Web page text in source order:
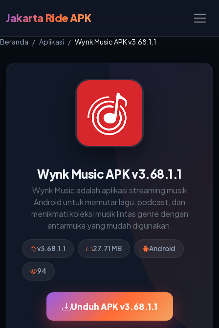
Jakarta Ride APK
Beranda Aplikasi Wynk Music APK v3.68.1.1
Wynk Music APK v3.68.1.1
Wynk Music adalah aplikasi streaming musik
Android untuk memutar lagu, podcast, dan
menikmati koleksi musik lintas genre dengan
antarmuka yang mudah digunakan.
v3.68.1.1 27.71 MB Android
94
Unduh APK v3.68.1.1